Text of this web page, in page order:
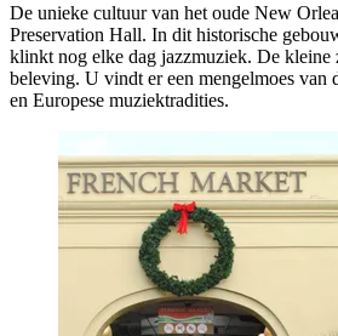
De unieke cultuur van het oude New
Preservation Hall. In dit historische
klinkt nog elke dag jazzmuziek. De kleine
beleving. U vindt er een mengelmoes van
en Europese muziektradities.